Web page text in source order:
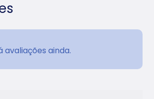
avaliações ainda.